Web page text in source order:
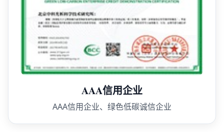
AAA信用企业
AAA信用企业、绿色低碳诚信企业